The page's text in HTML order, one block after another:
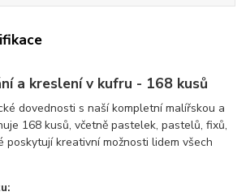
a kreslení v kufru - 168 kusů
dovednosti s naší kompletní malířskou a
168 kusů, včetně pastelek, pastelů, fixů,
poskytují kreativní možnosti lidem všech